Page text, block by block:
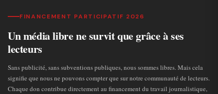
FINANCEMENT PARTICIPATIF 2026
Un média libre ne survit que grâce à ses
lecteurs
Sans publicité, sans subventions publiques, nous sommes libres. Mais cela
signifie que nous ne pouvons compter que sur notre communauté de lecteurs.
Chaque don contribue directement au financement du travail journalistique,